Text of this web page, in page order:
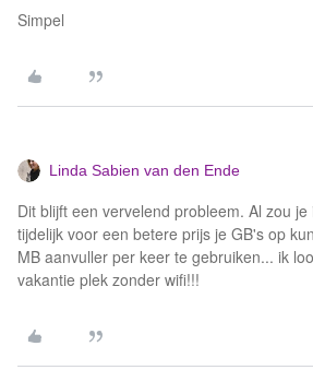
Simpel
Linda Sabien van den Ende
Dit blijft een vervelend probleem. Al zou
tijdelijk voor een betere prijs je GB's op
MB aanvuller per keer te gebruiken... ik
vakantie plek zonder wifi!!!